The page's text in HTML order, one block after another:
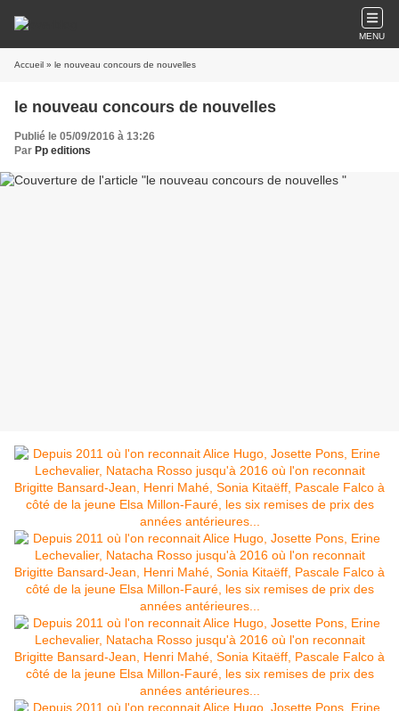
MENU
Accueil » le nouveau concours de nouvelles
le nouveau concours de nouvelles
Publié le 05/09/2016 à 13:26
Par Pp editions